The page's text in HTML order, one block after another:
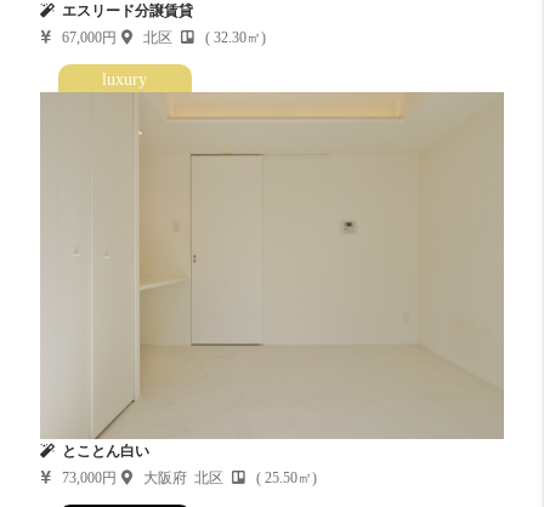
エスリード分譲賃貸
67,000円
北区 ( 32.30㎡)
luxury
とことん白い
73,000円
大阪府 北区 ( 25.50㎡)